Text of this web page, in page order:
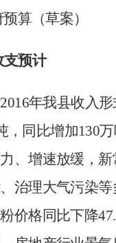
算（草案）
支预计
2016年我县收入
，同比增加130
、增速放缓，
治理大气污染
价格同比下降